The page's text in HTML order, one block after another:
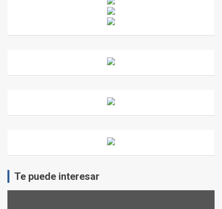
Te puede interesar